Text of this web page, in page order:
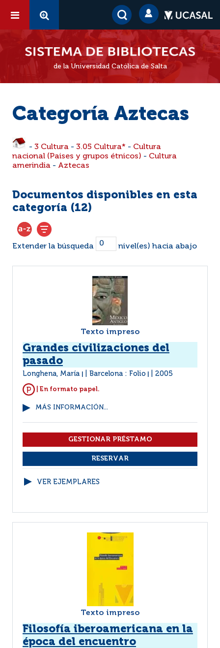
de la Universidad Católica de Salta
Categoría Aztecas
- 3 Cultura - 3.05 Cultura* - Cultura
nacional (Paises y grupos étnicos) - Cultura
amerindia - Aztecas
Documentos disponibles en esta
categoría (12)
Extender la búsqueda nivel(es) hacia abajo
Texto impreso
Grandes civilizaciones del
pasado
Longhena, María Barcelona : Folio 2005
| En formato papel.
MÁS INFORMACIÓN...
VER EJEMPLARES
Texto impreso
Filosofía iberoamericana en la
época del encuentro